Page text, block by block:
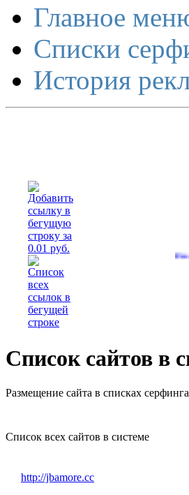
Главное
Списки
История
Список сайтов в
Размещение сайта в списках серфинга
Список всех сайтов в системе
http://jbamore.cc